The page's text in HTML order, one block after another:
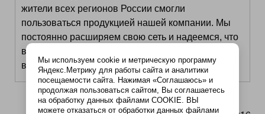
жители всех регионов России смогли
пользоваться продукцией нашей компании. Мы
постоянно расширяем свою сеть и надеемся, что
в скором времени, мы будем представлены на
всей территории нашей страны.
Мы используем cookie и метрическую программу
Яндекс.Метрику для работы сайта и аналитики
посещаемости сайта. Нажимая «Соглашаюсь» и
продолжая пользоваться сайтом, Вы соглашаетесь
на обработку данных файлами COOKIE. ВЫ
можете отказаться от обработки данных файлами